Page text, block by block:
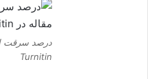
درصد سرقت
Turnitin